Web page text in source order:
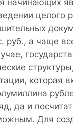
начинающих
целого
а чаще
которая
да и
Для